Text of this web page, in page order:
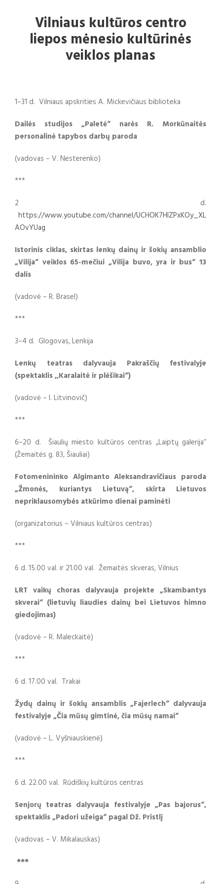
Vilniaus kultūros centro
liepos mėnesio kultūrinės
veiklos planas
1–31 d. Vilniaus apskrities A. Mickevičiaus biblioteka
Dailės studijos „Paletė“ narės R. Morkūnaitės
personalinė tapybos darbų paroda
(vadovas – V. Nesterenko)
***
2 d.
https://www.youtube.com/channel/UCHOK7HlZPxKOy_XL
AOvYUag
Istorinis ciklas, skirtas lenkų dainų ir šokių ansamblio
„Vilija“ veiklos 65-mečiui „Vilija buvo, yra ir bus“ 13
dalis
(vadovė – R. Brasel)
***
3–4 d. Glogovas, Lenkija
Lenkų teatras dalyvauja Pakraščių festivalyje
(spektaklis ,,Karalaitė ir plėšikai“)
(vadovė – I. Litvinovič)
***
6–20 d. Šiaulių miesto kultūros centras „Laiptų galerija“
(Žemaitės g. 83, Šiauliai)
Fotomenininko Algimanto Aleksandravičiaus paroda
„Žmonės, kuriantys Lietuvą“, skirta Lietuvos
nepriklausomybės atkūrimo dienai paminėti
(organizatorius – Vilniaus kultūros centras)
***
6 d. 15.00 val. ir 21.00 val. Žemaitės skveras, Vilnius
LRT vaikų choras dalyvauja projekte „Skambantys
skverai“ (lietuvių liaudies dainų bei Lietuvos himno
giedojimas)
(vadovė – R. Maleckaitė)
***
6 d. 17.00 val. Trakai
Žydų dainų ir šokių ansamblis „Fajerlech“ dalyvauja
festivalyje „Čia mūsų gimtinė, čia mūsų namai“
(vadovė – L. Vyšniauskienė)
***
6 d. 22.00 val. Rūdiškių kultūros centras
Senjorų teatras dalyvauja festivalyje „Pas bajorus“,
spektaklis „Padori užeiga“ pagal Dž. Pristlį
(vadovas – V. Mikalauskas)
***